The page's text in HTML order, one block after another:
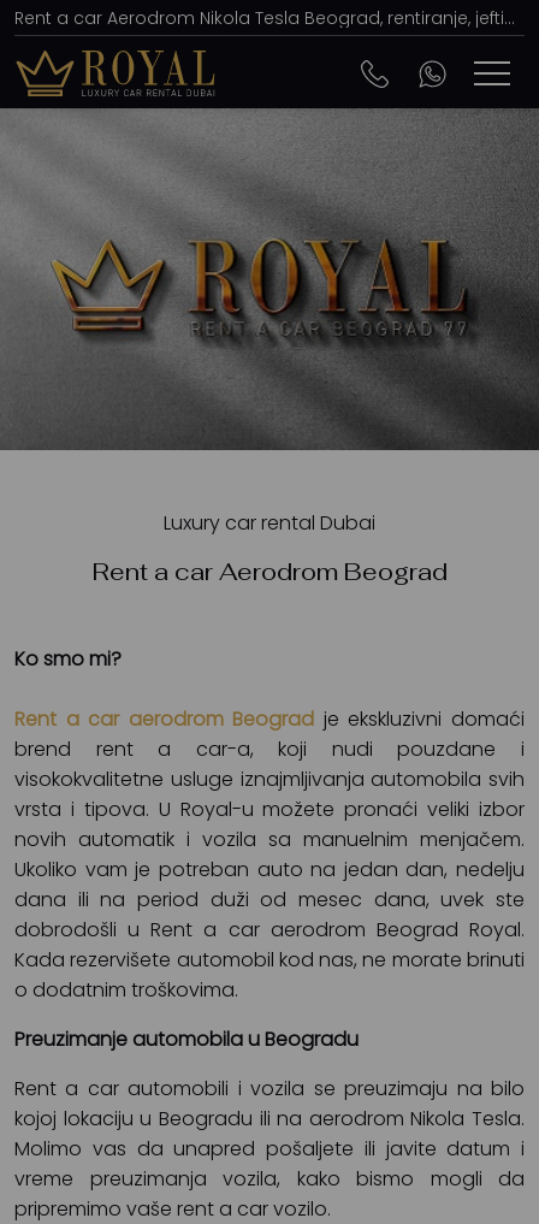
Rent a car Aerodrom Nikola Tesla Beograd, rentiranje, jeftina cena, nova automatik vozila
Luxury car rental Dubai
Rent a car Aerodrom Beograd
Ko smo mi?
Rent a car aerodrom Beograd je ekskluzivni domaći
brend rent a car-a, koji nudi pouzdane i
visokokvalitetne usluge iznajmljivanja automobila svih
vrsta i tipova. U Royal-u možete pronaći veliki izbor
novih automatik i vozila sa manuelnim menjačem.
Ukoliko vam je potreban auto na jedan dan, nedelju
dana ili na period duži od mesec dana, uvek ste
dobrodošli u Rent a car aerodrom Beograd Royal.
Kada rezervišete automobil kod nas, ne morate brinuti
o dodatnim troškovima.
Preuzimanje automobila u Beogradu
Rent a car automobili i vozila se preuzimaju na bilo
kojoj lokaciju u Beogradu ili na aerodrom Nikola Tesla.
Molimo vas da unapred pošaljete ili javite datum i
vreme preuzimanja vozila, kako bismo mogli da
pripremimo vaše rent a car vozilo.